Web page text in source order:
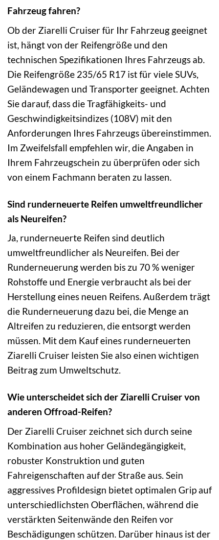
Fahrzeug fahren?
Ob der Ziarelli Cruiser für Ihr Fahrzeug geeignet
ist, hängt von der Reifengröße und den
technischen Spezifikationen Ihres Fahrzeugs ab.
Die Reifengröße 235/65 R17 ist für viele SUVs,
Geländewagen und Transporter geeignet. Achten
Sie darauf, dass die Tragfähigkeits- und
Geschwindigkeitsindizes (108V) mit den
Anforderungen Ihres Fahrzeugs übereinstimmen.
Im Zweifelsfall empfehlen wir, die Angaben in
Ihrem Fahrzeugschein zu überprüfen oder sich
von einem Fachmann beraten zu lassen.
Sind runderneuerte Reifen umweltfreundlicher
als Neureifen?
Ja, runderneuerte Reifen sind deutlich
umweltfreundlicher als Neureifen. Bei der
Runderneuerung werden bis zu 70 % weniger
Rohstoffe und Energie verbraucht als bei der
Herstellung eines neuen Reifens. Außerdem trägt
die Runderneuerung dazu bei, die Menge an
Altreifen zu reduzieren, die entsorgt werden
müssen. Mit dem Kauf eines runderneuerten
Ziarelli Cruiser leisten Sie also einen wichtigen
Beitrag zum Umweltschutz.
Wie unterscheidet sich der Ziarelli Cruiser von
anderen Offroad-Reifen?
Der Ziarelli Cruiser zeichnet sich durch seine
Kombination aus hoher Geländegängigkeit,
robuster Konstruktion und guten
Fahreigenschaften auf der Straße aus. Sein
aggressives Profildesign bietet optimalen Grip auf
unterschiedlichsten Oberflächen, während die
verstärkten Seitenwände den Reifen vor
Beschädigungen schützen. Darüber hinaus ist der